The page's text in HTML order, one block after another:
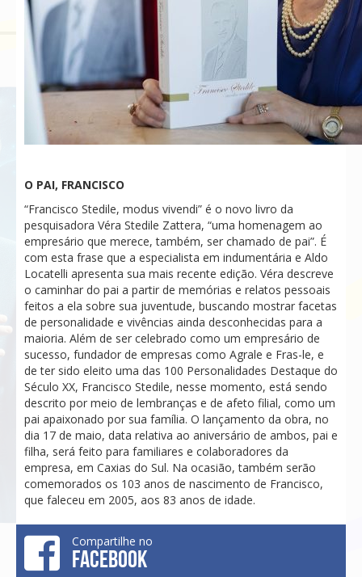
O PAI, FRANCISCO
“Francisco Stedile, modus vivendi” é o novo livro da
pesquisadora Véra Stedile Zattera, “uma homenagem ao
empresário que merece, também, ser chamado de pai”. É
com esta frase que a especialista em indumentária e Aldo
Locatelli apresenta sua mais recente edição. Véra descreve
o caminhar do pai a partir de memórias e relatos pessoais
feitos a ela sobre sua juventude, buscando mostrar facetas
de personalidade e vivências ainda desconhecidas para a
maioria. Além de ser celebrado como um empresário de
sucesso, fundador de empresas como Agrale e Fras-le, e
de ter sido eleito uma das 100 Personalidades Destaque do
Século XX, Francisco Stedile, nesse momento, está sendo
descrito por meio de lembranças e de afeto filial, como um
pai apaixonado por sua família. O lançamento da obra, no
dia 17 de maio, data relativa ao aniversário de ambos, pai e
filha, será feito para familiares e colaboradores da
empresa, em Caxias do Sul. Na ocasião, também serão
comemorados os 103 anos de nascimento de Francisco,
que faleceu em 2005, aos 83 anos de idade.
Compartilhe no
FACEBOOK